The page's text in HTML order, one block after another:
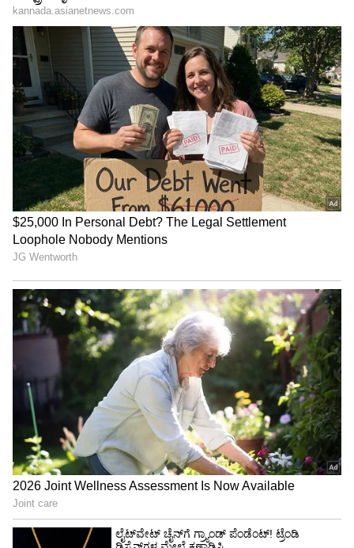
ವಿಶೇಷ ಪ್ರಯೋಜನಗಳನ್ನು ಪಡೆಯುವ ಸಾಧ್ಯತೆಯಿದೆ.
ಪ್ರಭಾವಿ ವ್ಯಕ್ತಿಯನ್ನು ಭೇಟಿಯಾಗುವುದು ನಿಮ್ಮ ಭವಿಷ್ಯಕ್ಕೆ
ಹೊಸ ಮಾರ್ಗಗಳನ್ನು ತೆರೆಯಬಹುದು. ನಿಮ್ಮ ಮಗುವಿನ
ಶಿಕ್ಷಣದ ಬಗ್ಗೆಯೂ ಇಂದು ಪ್ರಮುಖ ನಿರ್ಧಾರ
ತೆಗೆದುಕೊಳ್ಳಬಹುದು. ವಾಹನ ಚಲಾಯಿಸುವಾಗ
ಜಾಗರೂಕರಾಗಿರಿ.
ಸಿಂಹ:
ಪ್ರೋತ್ಸಾಹದಾಯಕ ಫಲಿತಾಂಶಗಳನ್ನು ತರಬಹುದು. ಬಡ್ತಿಗಳು